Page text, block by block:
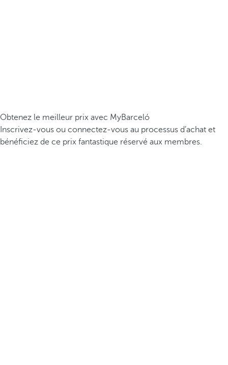
Obtenez le meilleur prix avec MyBarceló
Inscrivez-vous ou connectez-vous au processus d’achat et
bénéficiez de ce prix fantastique réservé aux membres.